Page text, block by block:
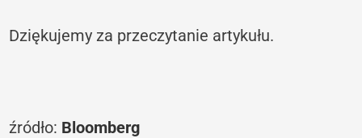
Dziękujemy za przeczytanie artykułu.
źródło: Bloomberg